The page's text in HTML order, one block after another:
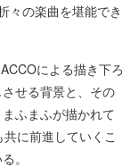
々の楽曲を堪能でき
による描き下ろ
せる背景と、その
ふまふが描かれて
に前進していくこ
。